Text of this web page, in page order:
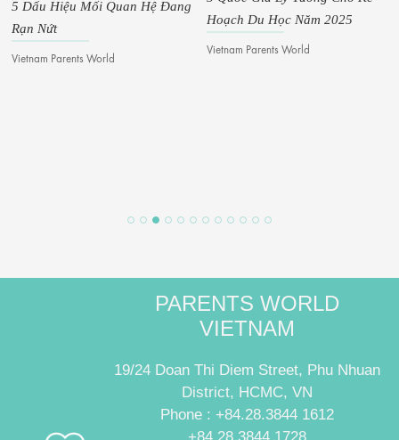
5 Dấu Hiệu Mối Quan Hệ Đang
Rạn Nứt
Vietnam Parents World
Hoạch Du Học Năm 2025
Vietnam Parents World
PARENTS WORLD
VIETNAM
19/24 Doan Thi Diem Street, Phu Nhuan
District, HCMC, VN
Phone : +84.28.3844 1612